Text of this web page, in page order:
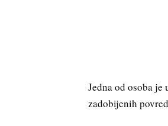
Jedna od osoba
zadobijenih